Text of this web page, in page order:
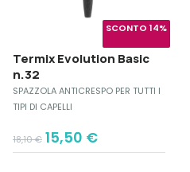
SCONTO 14%
Termix Evolution Basic
n.32
SPAZZOLA ANTICRESPO PER TUTTI I
TIPI DI CAPELLI
18,10€
Original
price
15,50 €
Current
price